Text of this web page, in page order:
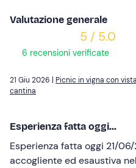
Valutazione generale
5 / 5.0
6 recensioni verificate
21 Giu 2026 | Picnic in vigna con
cantina
Esperienza fatta oggi...
Esperienza fatta oggi 21/
accogliente ed esaustiva